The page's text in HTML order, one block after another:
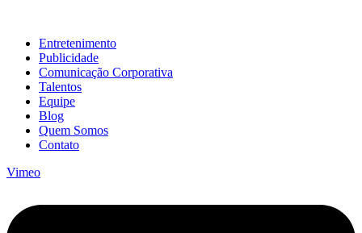
Entretenimento
Publicidade
Comunicação Corporativa
Talentos
Equipe
Blog
Quem Somos
Contato
Vimeo